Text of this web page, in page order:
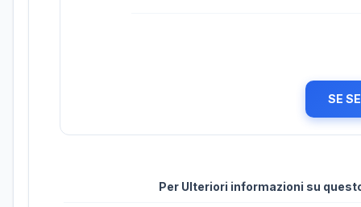
SE
Per Ulteriori informazioni su